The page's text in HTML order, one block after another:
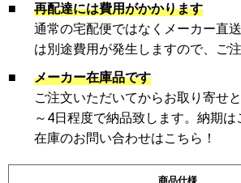
■
再配達には費用がかかります
通常の宅配便ではなくメーカー直
は別途費用が発生しますので、ご注
■
メーカー在庫品です
ご注文いただいてからお取り寄せ
～4日程度で納品致します。納期は
在庫のお問い合わせはこちら！
商品仕様